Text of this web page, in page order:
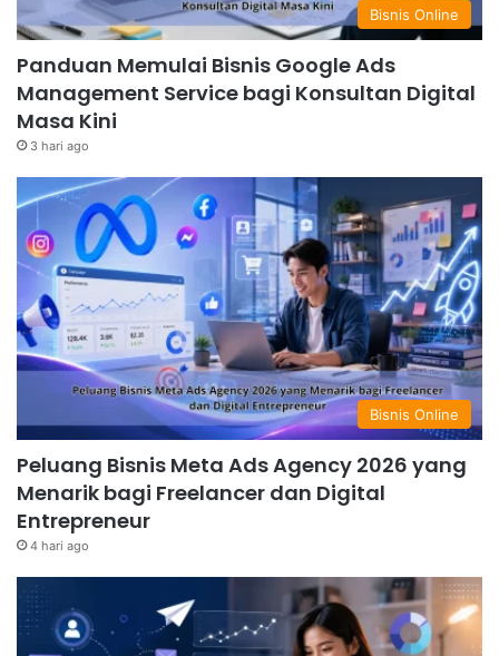
Bisnis Online
Panduan Memulai Bisnis Google Ads
Management Service bagi Konsultan Digital
Masa Kini
3 hari ago
Bisnis Online
Peluang Bisnis Meta Ads Agency 2026 yang
Menarik bagi Freelancer dan Digital
Entrepreneur
4 hari ago